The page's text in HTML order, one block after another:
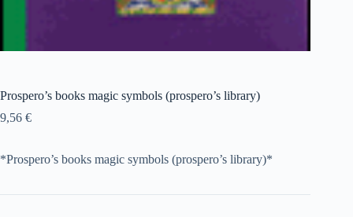
Prospero’s books magic symbols (prospero’s library)
9,56 €
*Prospero’s books magic symbols (prospero’s library)*